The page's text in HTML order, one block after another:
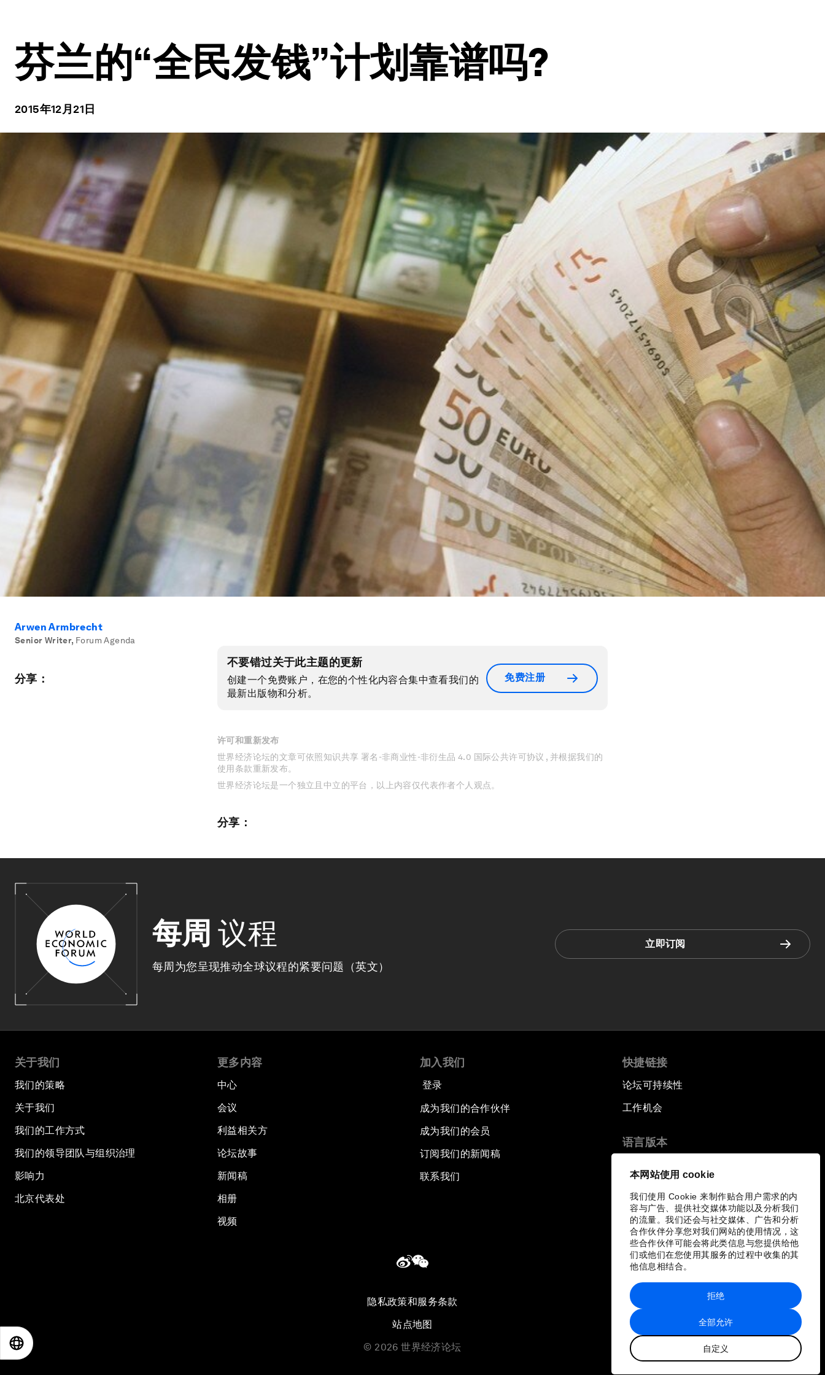
本网站使用 cookie
我们使用 Cookie 来制作贴合用户需求的内
容与广告、提供社交媒体功能以及分析我们
的流量。我们还会与社交媒体、广告和分析
合作伙伴分享您对我们网站的使用情况，这
些合作伙伴可能会将此类信息与您提供给他
们或他们在您使用其服务的过程中收集的其
他信息相结合。
全部允许
自定义
拒绝
芬兰的“全民发钱”计划靠谱吗?
2015年12月21日
Arwen Armbrecht
Senior Writer, Forum Agenda
分享：
不要错过关于此主题的更新
创建一个免费账户，在您的个性化内容合集中查看我们的
最新出版物和分析。
免费注册
许可和重新发布
世界经济论坛的文章可依照知识共享 署名-非商业性-非衍生品 4.0 国际公共许可协议 , 并根据我们的
使用条款重新发布。
世界经济论坛是一个独立且中立的平台，以上内容仅代表作者个人观点。
分享：
每周 议程
每周为您呈现推动全球议程的紧要问题（英文）
立即订阅
关于我们
我们的策略
关于我们
我们的工作方式
我们的领导团队与组织治理
影响力
北京代表处
更多内容
中心
会议
利益相关方
论坛故事
新闻稿
相册
视频
加入我们
登录
成为我们的合作伙伴
成为我们的会员
订阅我们的新闻稿
联系我们
快捷链接
论坛可持续性
工作机会
语言版本
隐私政策和服务条款
站点地图
© 2026 世界经济论坛